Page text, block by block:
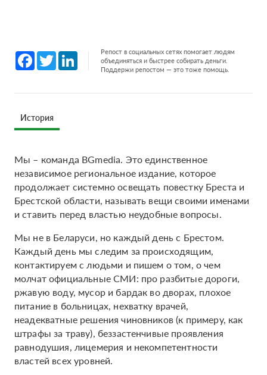
Facebook
Twitter LinkedInРепост в социальных сетях помогает людям
объединяться и быстрее собирать деньги.
Поддержи репостом — это тоже помощь.
История
Мы – команда BGmedia. Это единственное
независимое региональное издание, которое
продолжает системно освещать повестку Бреста и
Брестской области, называть вещи своими именами
и ставить перед властью неудобные вопросы.
Мы не в Беларуси, но каждый день с Брестом.
Каждый день мы следим за происходящим,
контактируем с людьми и пишем о том, о чем
молчат официальные СМИ: про разбитые дороги,
ржавую воду, мусор и бардак во дворах, плохое
питание в больницах, нехватку врачей,
неадекватные решения чиновников (к примеру, как
штрафы за траву), беззастенчивые проявления
равнодушия, лицемерия и некомпетентности
властей всех уровней.